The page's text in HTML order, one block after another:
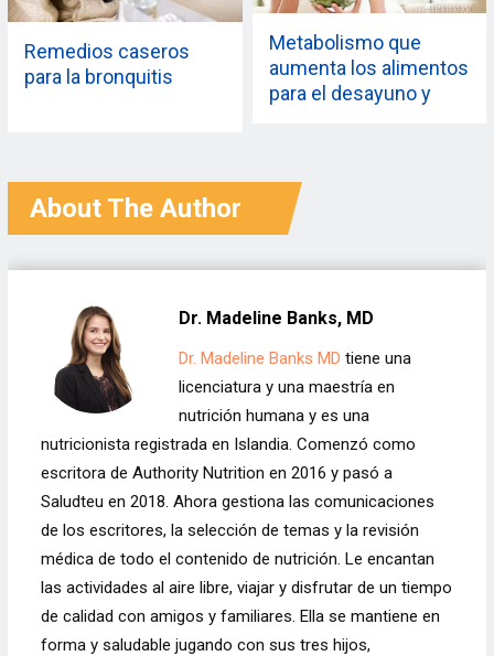
Remedios caseros
para la bronquitis
Metabolismo que
aumenta los alimentos
para el desayuno y
About The Author
Dr. Madeline Banks, MD
Dr. Madeline Banks MD tiene una
licenciatura y una maestría en
nutrición humana y es una
nutricionista registrada en Islandia. Comenzó como
escritora de Authority Nutrition en 2016 y pasó a
Saludteu en 2018. Ahora gestiona las comunicaciones
de los escritores, la selección de temas y la revisión
médica de todo el contenido de nutrición. Le encantan
las actividades al aire libre, viajar y disfrutar de un tiempo
de calidad con amigos y familiares. Ella se mantiene en
forma y saludable jugando con sus tres hijos,